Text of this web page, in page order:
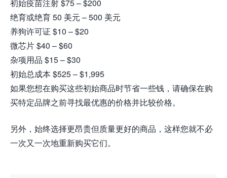
初始疫苗注射 $75 – $200
绝育或绝育 50 美元 – 500 美元
养狗许可证 $10 – $20
微芯片 $40 – $60
杂项用品 $15 – $30
初始总成本 $525 – $1,995
如果您想在购买这些初始商品时节省一些钱，请确保在购
买特定品牌之前寻找最优惠的价格并比较价格。
另外，始终选择更昂贵但质量更好的商品，这样您就不必
一次又一次地重新购买它们。